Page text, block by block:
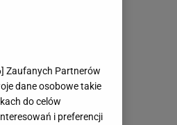
] Zaufanych Partnerów
dane osobowe takie
do celów
i preferencji